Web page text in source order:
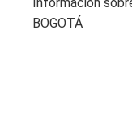
Información
BOGOTÁ